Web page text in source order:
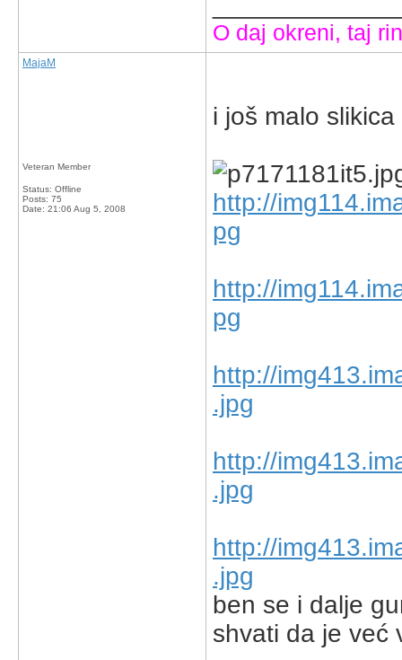
O daj okreni, taj
MajaM
Veteran Member
Status: Offline
Posts: 75
Date: 21:06 Aug 5, 2008
i još malo slikica
http://
pg
http://
pg
http://
.jpg
http://
.jpg
http://
.jpg
ben se i dalje
shvati da je već